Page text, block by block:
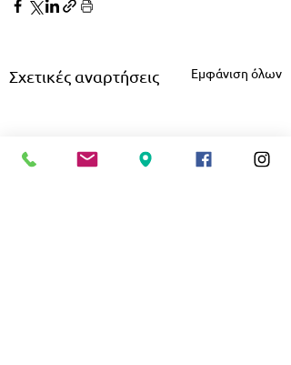
Σχετικές αναρτήσεις Εμφάνιση όλων